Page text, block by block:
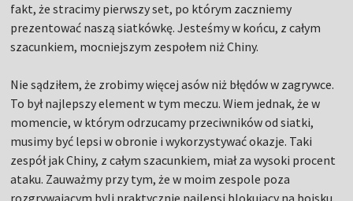
fakt, że stracimy pierwszy set, po którym zaczniemy
prezentować naszą siatkówkę. Jesteśmy w końcu, z całym
szacunkiem, mocniejszym zespołem niż Chiny.
Nie sądziłem, że zrobimy więcej asów niż błędów w zagrywce.
To był najlepszy element w tym meczu. Wiem jednak, że w
momencie, w którym odrzucamy przeciwników od siatki,
musimy być lepsi w obronie i wykorzystywać okazje. Taki
zespół jak Chiny, z całym szacunkiem, miał za wysoki procent
ataku. Zauważmy przy tym, że w moim zespole poza